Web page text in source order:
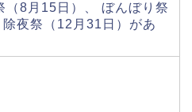
（8月15日）、 ぼんぼり祭
除夜祭（12月31日）があ